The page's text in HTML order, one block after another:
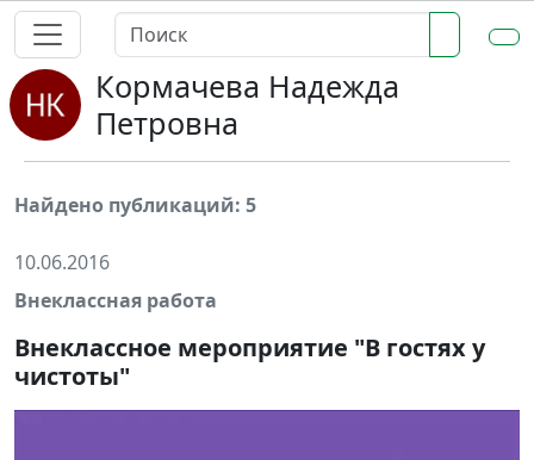
Кормачева Надежда
Петровна
Найдено публикаций: 5
10.06.2016
Внеклассная работа
Внеклассное мероприятие "В гостях у
чистоты"